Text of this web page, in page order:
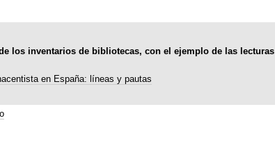
los inventarios de bibliotecas, con el ejemplo de las lecturas
en España: líneas y pautas